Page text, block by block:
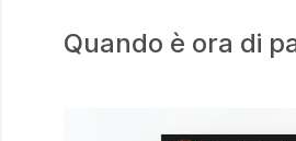
Quando è ora di